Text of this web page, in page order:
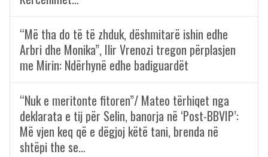
“Më tha do të të zhduk, dëshmitarë ishin edhe
Arbri dhe Monika”, Ilir Vrenozi tregon përplasjen
me Mirin: Ndërhynë edhe badiguardët
“Nuk e meritonte fitoren”/ Mateo tërhiqet nga
deklarata e tij për Selin, banorja në ‘Post-BBVIP’:
Më vjen keq që e dëgjoj këtë tani, brenda në
shtëpi the se…